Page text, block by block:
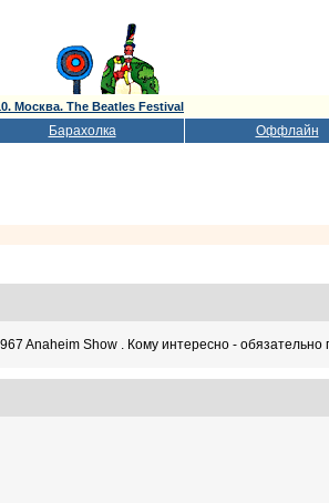
Москва. The Beatles Festival
Барахолка Оффлайн
Anaheim Show . Кому интересно - обязательно